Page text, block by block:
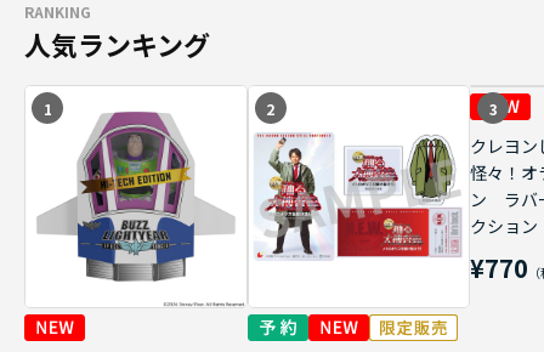
RANKING
人気ランキング
1 2 3
クレヨン
怪々！オ
ン ラバ
クショ
¥770